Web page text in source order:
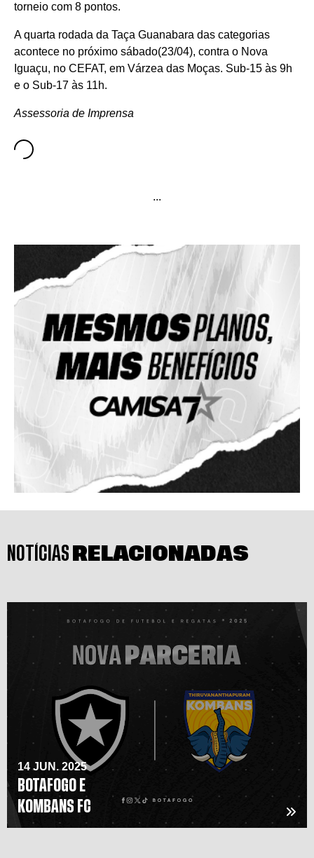
torneio com 8 pontos.
A quarta rodada da Taça Guanabara das categorias
acontece no próximo sábado(23/04), contra o Nova
Iguaçu, no CEFAT, em Várzea das Moças. Sub-15 às 9h
e o Sub-17 às 11h.
Assessoria de Imprensa
...
NOTÍCIAS RELACIONADAS
14 JUN. 2025
BOTAFOGO E
KOMBANS FC